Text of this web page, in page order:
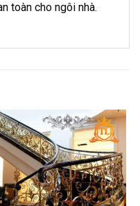
toàn cho ngôi nhà.